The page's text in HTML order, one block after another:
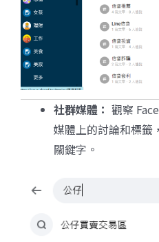
社群媒體： 觀察
媒體上的討論和標籤
關鍵字。